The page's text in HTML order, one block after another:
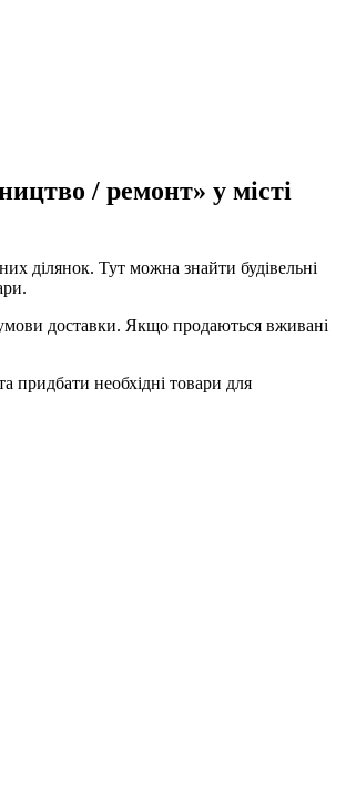
/ ремонт» у місті
ділянок. Тут можна знайти будівельні
доставки. Якщо продаються вживані
придбати необхідні товари для